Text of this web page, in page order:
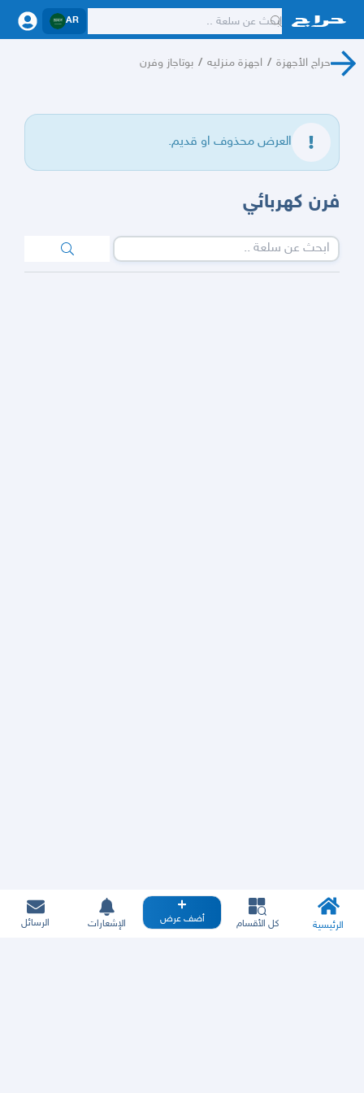
AR
حراج الأجهزة / اجهزة منزليه / بوتاجاز وفرن
العرض محذوف او قديم.
فرن كهربائي
الرئيسية كل الأقسام أضف عرض الإشعارات الرسائل